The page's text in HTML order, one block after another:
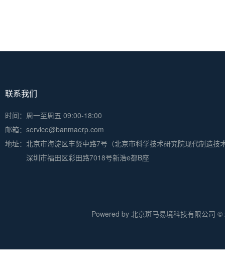
联系我们
时间：周一至周五 09:00-18:00
邮箱：service@banmaerp.com
地址： 北京市海淀区丰贤中路7号（北京市科学技术研究院现代制造技
深圳市福田区彩田路7018号新浩e都B座
Powered by 北京斑马易境科技有限公司